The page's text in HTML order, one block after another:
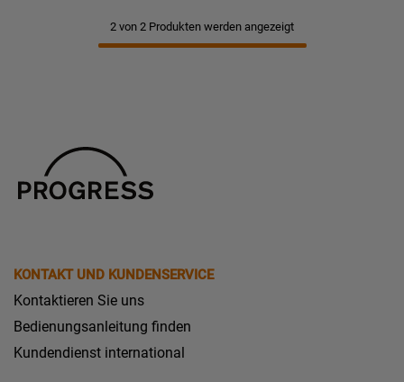
2 von 2 Produkten werden angezeigt
KONTAKT UND KUNDENSERVICE
Kontaktieren Sie uns
Bedienungsanleitung finden
Kundendienst international